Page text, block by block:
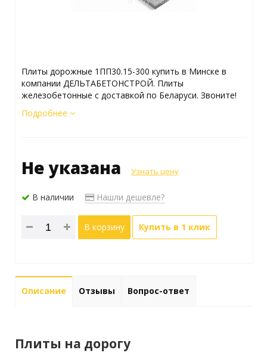
Плиты дорожные 1ПП30.15-300 купить в Минске в
компании ДЕЛЬТАБЕТОНСТРОЙ. Плиты
железобетонные с доставкой по Беларуси. Звоните!
Подробнее
Не указана Узнать цену
В наличии Нашли дешевле?
В корзину Купить в 1 клик
Описание Отзывы Вопрос-ответ
Плиты на дорогу